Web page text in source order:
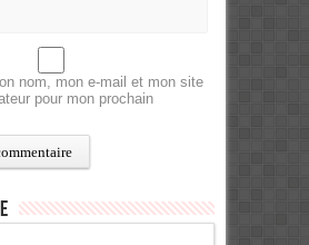
nom, mon e-mail et mon site
pour mon prochain